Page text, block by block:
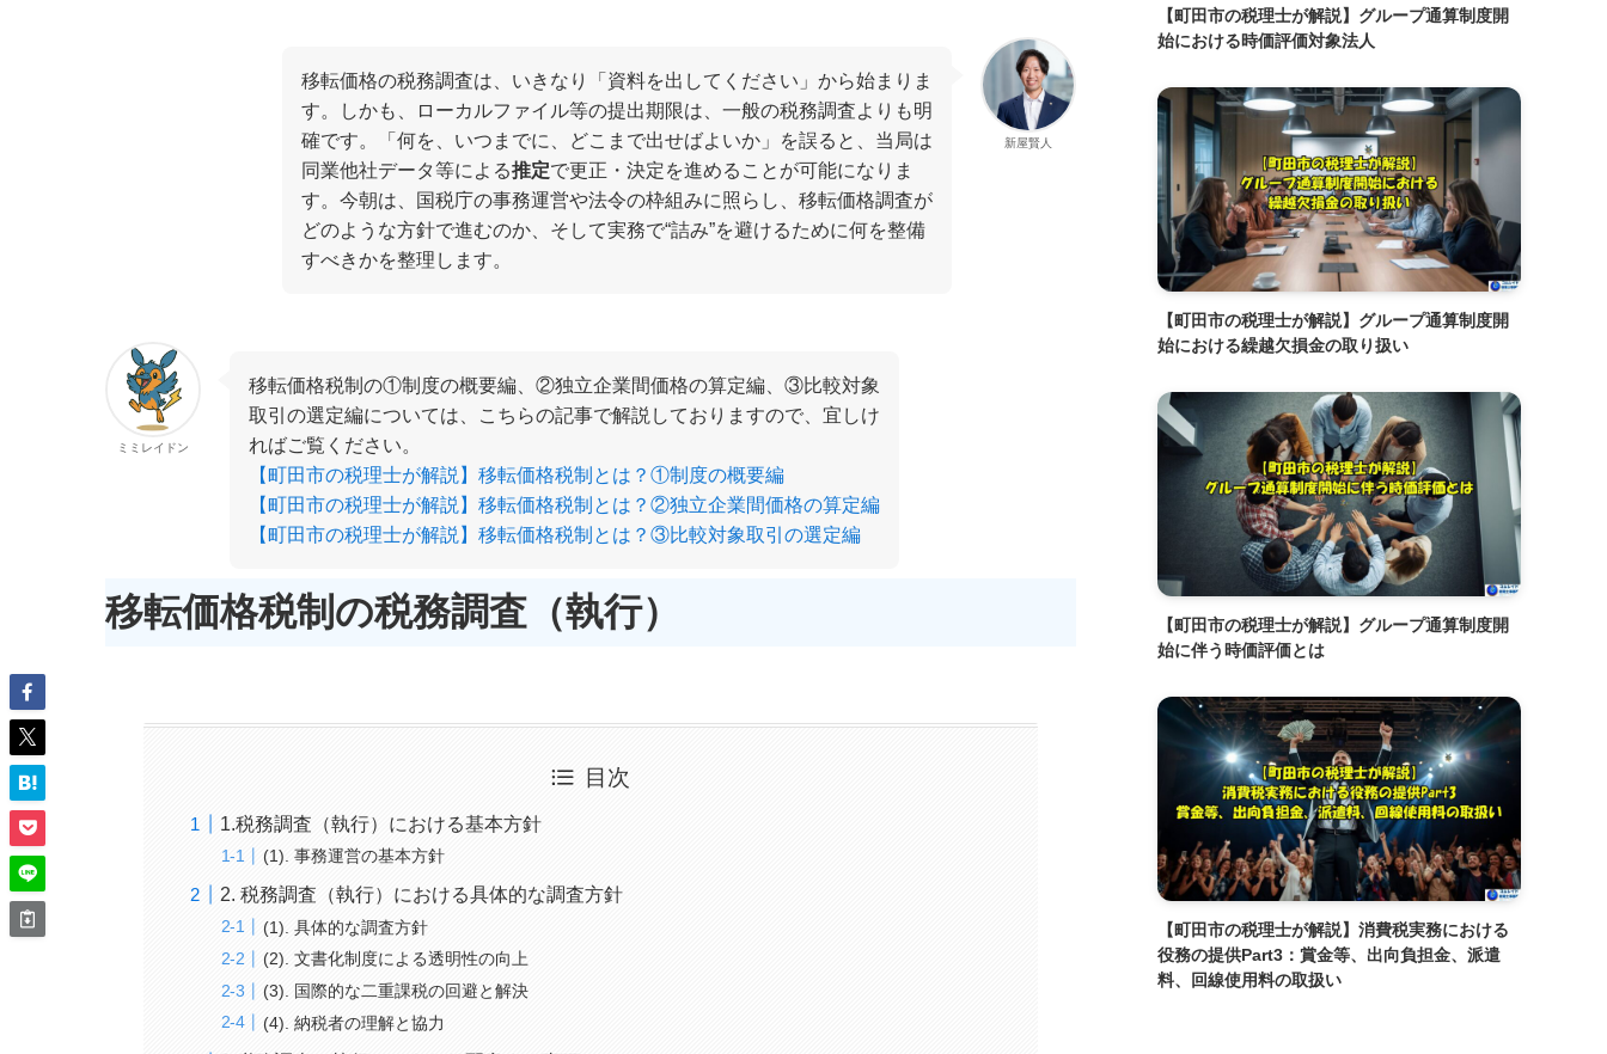
新屋賢人
移転価格の税務調査は、いきなり「資料を出してください」から始まりま
す。しかも、ローカルファイル等の提出期限は、一般の税務調査よりも明
確です。「何を、いつまでに、どこまで出せばよいか」を誤ると、当局は
同業他社データ等による推定で更正・決定を進めることが可能になりま
す。今朝は、国税庁の事務運営や法令の枠組みに照らし、移転価格調査が
どのような方針で進むのか、そして実務で“詰み”を避けるために何を整備
すべきかを整理します。
ミミレイドン
移転価格税制の①制度の概要編、②独立企業間価格の算定編、③比較対象
取引の選定編については、こちらの記事で解説しておりますので、宜しけ
ればご覧ください。
【町田市の税理士が解説】移転価格税制とは？①制度の概要編
【町田市の税理士が解説】移転価格税制とは？②独立企業間価格の算定編
【町田市の税理士が解説】移転価格税制とは？③比較対象取引の選定編
移転価格税制の税務調査（執行）
目次
1.税務調査（執行）における基本方針
(1). 事務運営の基本方針
2. 税務調査（執行）における具体的な調査方針
(1). 具体的な調査方針
(2). 文書化制度による透明性の向上
(3). 国際的な二重課税の回避と解決
(4). 納税者の理解と協力
【町田市の税理士が解説】グループ通算制度開
始における時価評価対象法人
【町田市の税理士が解説】グループ通算制度開
始における繰越欠損金の取り扱い
【町田市の税理士が解説】グループ通算制度開
始に伴う時価評価とは
【町田市の税理士が解説】消費税実務における
役務の提供Part3：賞金等、出向負担金、派遣
料、回線使用料の取扱い